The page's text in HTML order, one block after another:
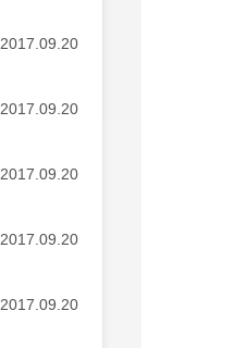
2017.09.20
2017.09.20
2017.09.20
2017.09.20
2017.09.20